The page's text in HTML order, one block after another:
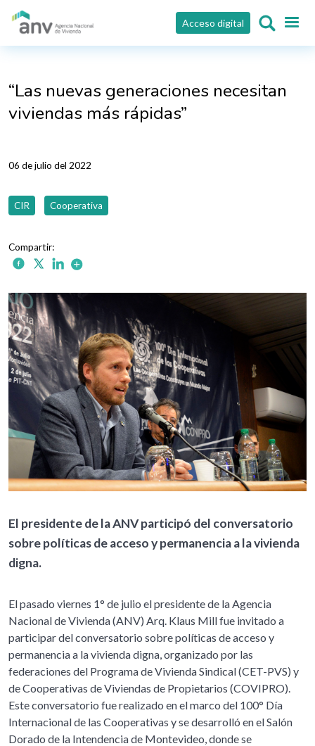
Pasar al contenido principal
Acceso digital
“Las nuevas generaciones necesitan
viviendas más rápidas”
06 de julio del 2022
CIR Cooperativa
El presidente de la ANV participó del conversatorio
sobre políticas de acceso y permanencia a la vivienda
digna.
El pasado viernes 1° de julio el presidente de la Agencia
Nacional de Vivienda (ANV) Arq. Klaus Mill fue invitado a
participar del conversatorio sobre políticas de acceso y
permanencia a la vivienda digna, organizado por las
federaciones del Programa de Vivienda Sindical (CET-PVS) y
de Cooperativas de Viviendas de Propietarios (COVIPRO).
Este conversatorio fue realizado en el marco del 100° Día
Internacional de las Cooperativas y se desarrolló en el Salón
Dorado de la Intendencia de Montevideo, donde se